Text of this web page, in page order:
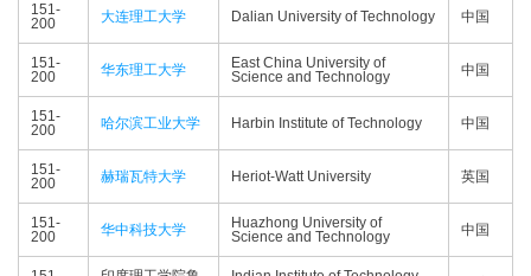
151-
200
大连理工大学 Dalian University of Technology 中国
151-
200
华东理工大学
East China University of
Science and Technology
中国
151-
200
哈尔滨工业大学 Harbin Institute of Technology 中国
151-
200
赫瑞瓦特大学 Heriot-Watt University 英国
151-
200
华中科技大学
Huazhong University of
Science and Technology
中国